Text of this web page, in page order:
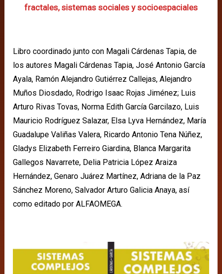
fractales, sistemas sociales y socioespaciales
Libro coordinado junto con Magali Cárdenas Tapia, de
los autores Magali Cárdenas Tapia, José Antonio García
Ayala, Ramón Alejandro Gutiérrez Callejas, Alejandro
Muños Diosdado, Rodrigo Isaac Rojas Jiménez; Luis
Arturo Rivas Tovas, Norma Edith García Garcilazo, Luis
Mauricio Rodríguez Salazar, Elsa Lyva Hernández, María
Guadalupe Valiñas Valera, Ricardo Antonio Tena Núñez,
Gladys Elizabeth Ferreiro Giardina, Blanca Margarita
Gallegos Navarrete, Delia Patricia López Araiza
Hernández, Genaro Juárez Martínez, Adriana de la Paz
Sánchez Moreno, Salvador Arturo Galicia Anaya, así
como editado por ALFAOMEGA.